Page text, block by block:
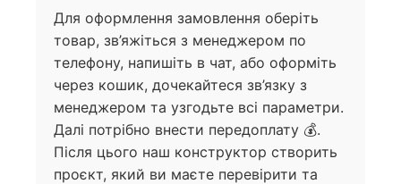
Для оформлення замовлення оберіть
товар, зв’яжіться з менеджером по
телефону, напишіть в чат, або оформіть
через кошик, дочекайтеся зв’язку з
менеджером та узгодьте всі параметри.
Далі потрібно внести передоплату 💰.
Після цього наш конструктор створить
проєкт, який ви маєте перевірити та